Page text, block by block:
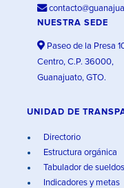
NUESTRA SEDE
Paseo de la Presa
Centro, C.P. 36000,
Guanajuato, GTO.
UNIDAD DE
Directorio
Estructura orgánica
Tabulador de sueldos
Indicadores y metas